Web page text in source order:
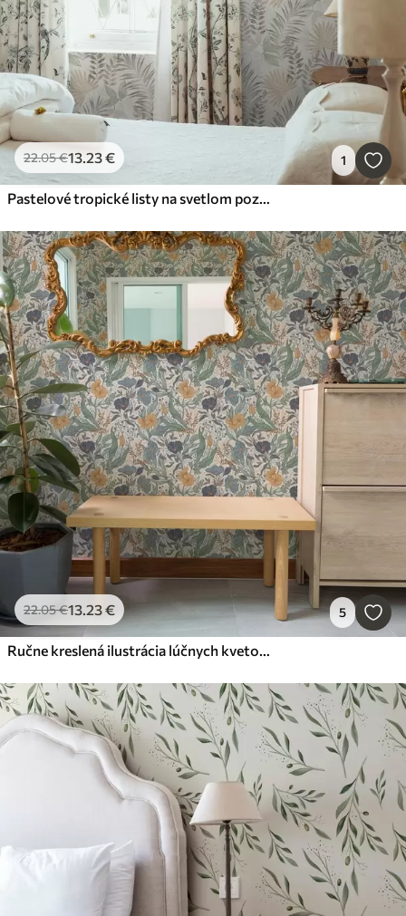
22.05€13.23€ 1
Pastelové tropické listy na svetlom pozadí, jemná textúra
22.05€13.23€ 5
Ručne kreslená ilustrácia lúčnych kvetov v teplých farbách